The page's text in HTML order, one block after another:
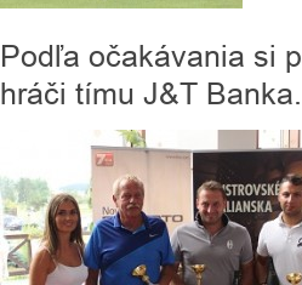
Podľa očakávania si
hráči tímu J&T Banka.